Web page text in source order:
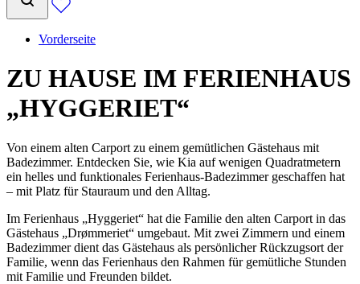
Vorderseite
ZU HAUSE IM FERIENHAUS
„HYGGERIET“
Von einem alten Carport zu einem gemütlichen Gästehaus mit
Badezimmer. Entdecken Sie, wie Kia auf wenigen Quadratmetern
ein helles und funktionales Ferienhaus-Badezimmer geschaffen hat
– mit Platz für Stauraum und den Alltag.
Im Ferienhaus „Hyggeriet“ hat die Familie den alten Carport in das
Gästehaus „Drømmeriet“ umgebaut. Mit zwei Zimmern und einem
Badezimmer dient das Gästehaus als persönlicher Rückzugsort der
Familie, wenn das Ferienhaus den Rahmen für gemütliche Stunden
mit Familie und Freunden bildet.